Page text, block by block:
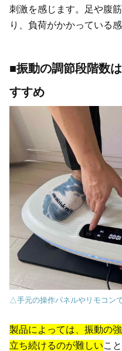
刺激を感じます。足や腹
り、負荷がかかっている
■振動の調節段階数
すすめ
△手元の操作パネルやリモコン
製品によっては、振動の
立ち続けるのが難しいこ